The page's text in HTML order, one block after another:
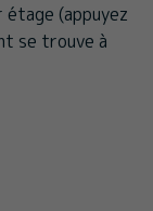
étage (appuyez
se trouve à